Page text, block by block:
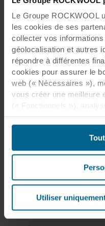
Le Groupe ROCKWOOL
les cookies de ses
collecter vos
géolocalisation et autres
répondre à différentes
cookies pour assurer le
web (« Nécessaires »),
vous créer une meilleure
optimiser les sites web
contenu et nos publicités
sites web externes en
sur nos sites web («
à nos partenaires de
d’analyse. Nos
combiner ces données
leur auraient été fournies
collectées par le biais de
Utiliser
Produits
Habitation de
Habitation de